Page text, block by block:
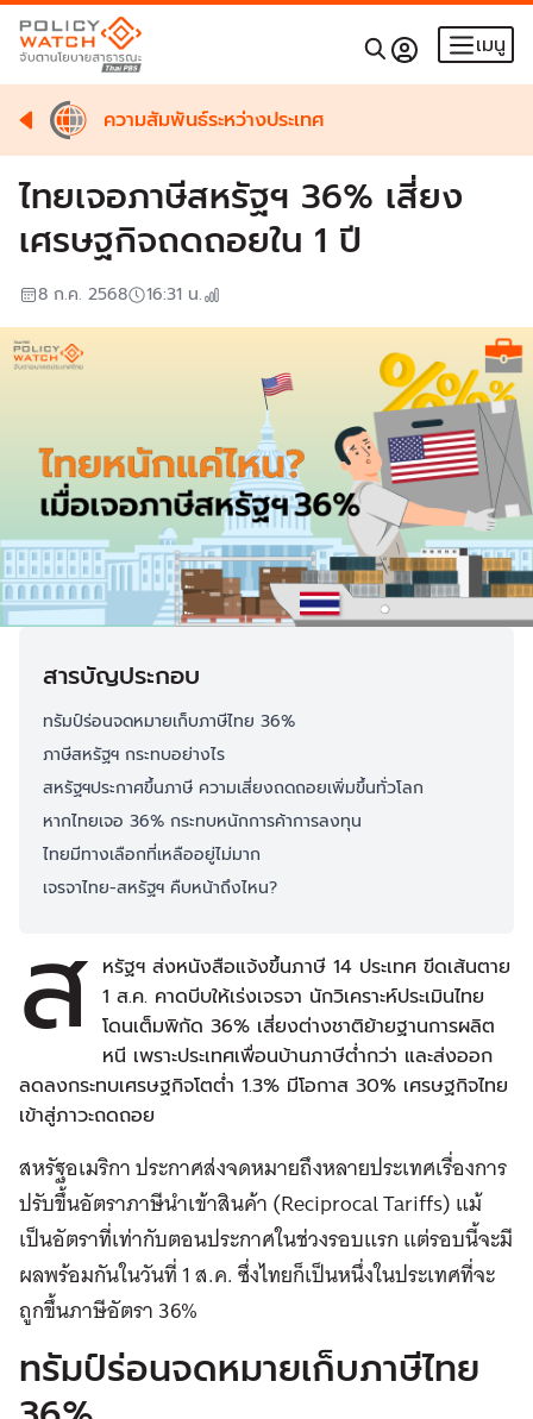
เมนู
ความสัมพันธ์ระหว่างประเทศ
ไทยเจอภาษีสหรัฐฯ 36% เสี่ยง
เศรษฐกิจถดถอยใน 1 ปี
8 ก.ค. 2568 16:31 น.
สารบัญประกอบ
ทรัมป์ร่อนจดหมายเก็บภาษีไทย 36%
ภาษีสหรัฐฯ กระทบอย่างไร
สหรัฐฯประกาศขึ้นภาษี ความเสี่ยงถดถอยเพิ่มขึ้นทั่วโลก
หากไทยเจอ 36% กระทบหนักการค้าการลงทุน
ไทยมีทางเลือกที่เหลืออยู่ไม่มาก
เจรจาไทย-สหรัฐฯ คืบหน้าถึงไหน?
ส หรัฐฯ ส่งหนังสือแจ้งขึ้นภาษี 14 ประเทศ ขีดเส้นตาย
1 ส.ค. คาดบีบให้เร่งเจรจา นักวิเคราะห์ประเมินไทย
โดนเต็มพิกัด 36% เสี่ยงต่างชาติย้ายฐานการผลิต
หนี เพราะประเทศเพื่อนบ้านภาษีต่ำกว่า และส่งออก
ลดลงกระทบเศรษฐกิจโตต่ำ 1.3% มีโอกาส 30% เศรษฐกิจไทย
เข้าสู่ภาวะถดถอย
สหรัฐอเมริกา ประกาศส่งจดหมายถึงหลายประเทศเรื่องการ
ปรับขึ้นอัตราภาษีนำเข้าสินค้า (Reciprocal Tariffs) แม้
เป็นอัตราที่เท่ากับตอนประกาศในช่วงรอบแรก แต่รอบนี้จะมี
ผลพร้อมกันในวันที่ 1 ส.ค. ซึ่งไทยก็เป็นหนึ่งในประเทศที่จะ
ถูกขึ้นภาษีอัตรา 36%
ทรัมป์ร่อนจดหมายเก็บภาษีไทย